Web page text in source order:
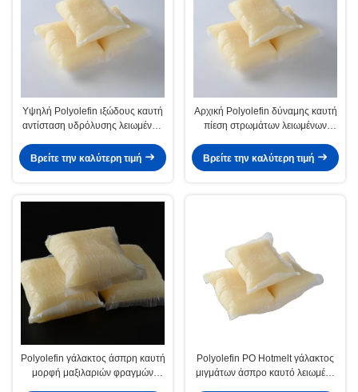
Υψηλή Polyolefin ιξώδους καυτή
αντίσταση υδρόλυσης λειωμένων
το σύνθετο
Βρείτε την καλύτερη τιμή
Αρχική Polyolefin δύναμης καυτή
πίεση στρωμάτων λειωμένων
ευαίσθητη κόλλα
Βρείτε την καλύτερη τιμή
Polyolefin γάλακτος άσπρη καυτή
μορφή μαξιλαριών φραγμών
Polyolefin PO Hotmelt γάλακτος
μιγμάτων άσπρο καυτό λειωμένο